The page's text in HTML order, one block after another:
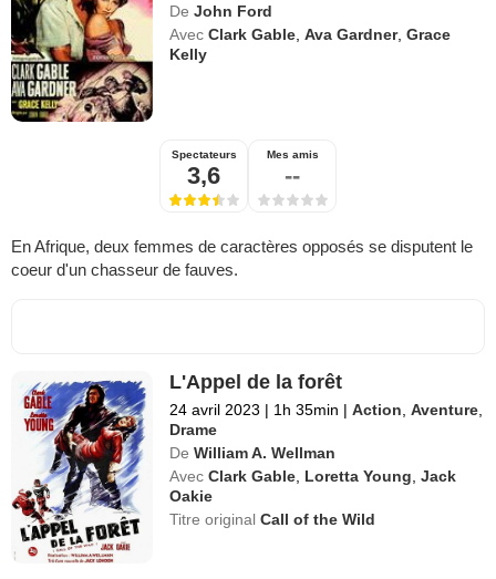
De John Ford
Avec Clark Gable ,Ava Gardner,Grace
Kelly
Spectateurs
3,6
Mes amis
--
En Afrique, deux femmes de caractères opposés se disputent le
coeur d'un chasseur de fauves.
L'Appel de la forêt
24 avril 2023 | 1h 35min | Action ,Aventure
Drame
De William A. Wellman
Avec Clark Gable Loretta Young ,Jack
Oakie
Titre originalCall of the Wild